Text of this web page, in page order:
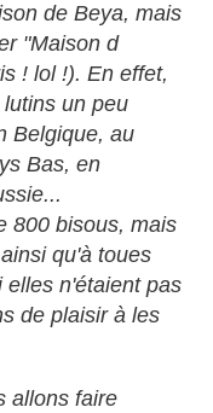
de Beya, mais
"Maison d
! lol !). En effet,
un peu
Belgique, au
Bas, en
800 bisous, mais
qu'à toues
elles n'étaient pas
de plaisir à les
allons faire